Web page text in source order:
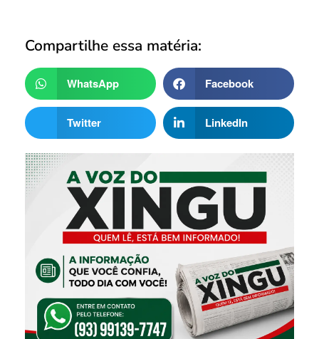
Compartilhe essa matéria:
WhatsApp Facebook
Twitter LinkedIn